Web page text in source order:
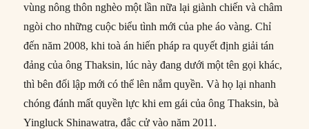
vùng nông thôn nghèo một lần nữa lại giành chiến và châm
ngòi cho những cuộc biểu tình mới của phe áo vàng. Chỉ
đến năm 2008, khi toà án hiến pháp ra quyết định giải tán
đảng của ông Thaksin, lúc này đang dưới một tên gọi khác,
thì bên đối lập mới có thể lên nắm quyền. Và họ lại nhanh
chóng đánh mất quyền lực khi em gái của ông Thaksin, bà
Yingluck Shinawatra, đắc cử vào năm 2011.